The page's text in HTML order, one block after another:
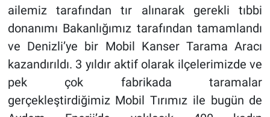
ailemiz tarafından tır alınarak gerekli tıbbi
donanımı Bakanlığımız tarafından tamamlandı
ve Denizli’ye bir Mobil Kanser Tarama Aracı
kazandırıldı. 3 yıldır aktif olarak ilçelerimizde ve
pek çok fabrikada taramalar
gerçekleştirdiğimiz Mobil Tırımız ile bugün de